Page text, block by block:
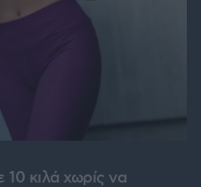
κιλά χωρίς να